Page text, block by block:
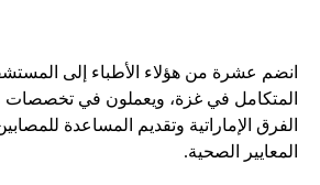
انضم عشرة من هؤلاء الأطباء إلى
المتكامل في غزة، ويعملون في تخصصات
الفرق الإماراتية وتقديم المساعدة
المعايير الصحية.